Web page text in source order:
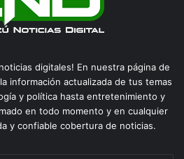
digitales! En nuestra página de
información actualizada de tus temas
y política hasta entretenimiento y
en todo momento y en cualquier
y confiable cobertura de noticias.